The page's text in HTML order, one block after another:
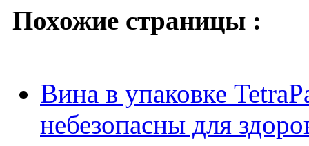
Похожие страницы :
Вина в упаковке
небезопасны для